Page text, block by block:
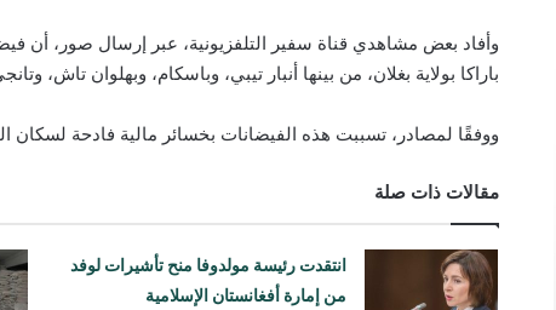
وأفاد بعض مشاهدي قناة سفير التلفزيونية، عبر إرسال صور، أن
باراكا بولاية بغلان، من بينها أنبار تيبي، وباسكام، وبهلوان تاش،
ووفقًا لمصادر، تسببت هذه الفيضانات بخسائر مالية فادحة لسكان
مقالات ذات صلة
انتقدت رئيسة مولدوفا منح تأشيرات لوفد
من إمارة أفغانستان الإسلامية